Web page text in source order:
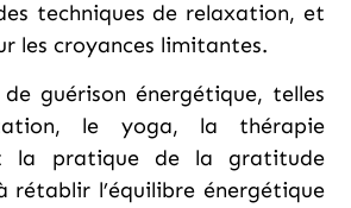
techniques de relaxation, et
les croyances limitantes.
de guérison énergétique, telles
le yoga, la thérapie
la pratique de la gratitude
rétablir l’équilibre énergétique